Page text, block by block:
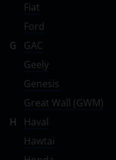
Fiat
Ford
G
GAC
Geely
Genesis
Great Wall (GWM)
H
Haval
Hawtai